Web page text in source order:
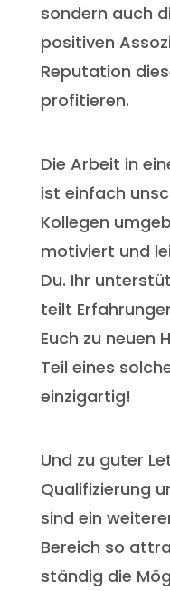
sondern auch
positiven
Reputation
profitieren.
Die Arbeit in
ist einfach
Kollegen
motiviert und
Du. Ihr
teilt
Euch zu neuen
Teil eines
einzigartig!
Und zu guter
Qualifizierung
sind ein
Bereich so
ständig die